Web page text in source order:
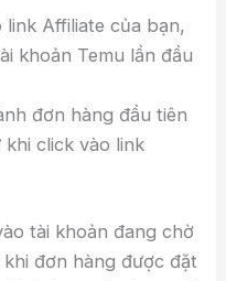
Affiliate của bạn,
khoản Temu lần đầu
đơn hàng đầu tiên
click vào link
tài khoản đang chờ
đơn hàng được đặt